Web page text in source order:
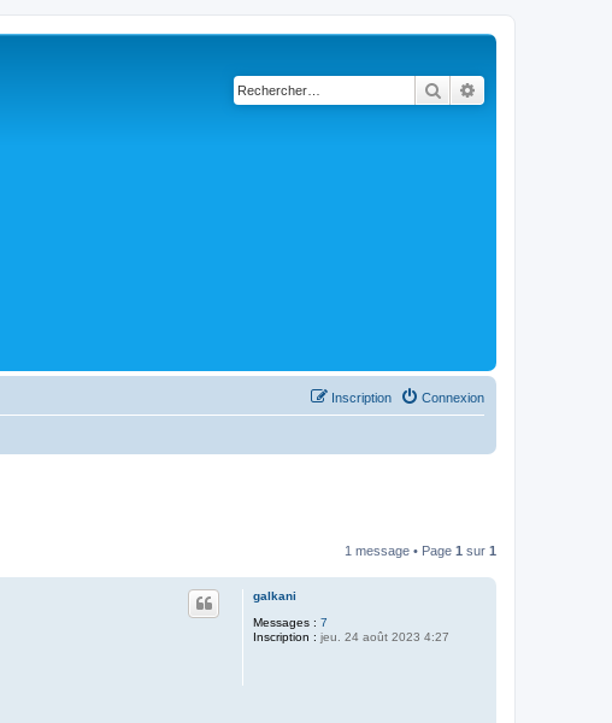
Rechercher
Connexion
Inscription
1 message • Page 1 sur 1
galkani
Messages : 7
Inscription : jeu. 24 août 2023 4:27